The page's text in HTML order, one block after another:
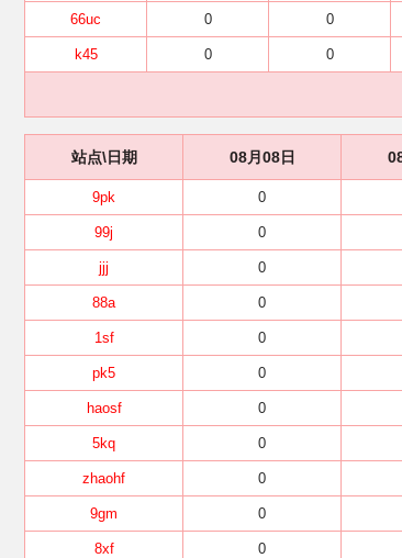
66uc 0 0
k45 0 0
站点\日期 08月08日
9pk 0
99j 0
jjj 0
88a 0
1sf 0
pk5 0
haosf 0
5kq 0
zhaohf 0
9gm 0
8xf 0